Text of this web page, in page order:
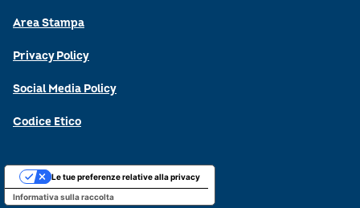
Area Stampa
Privacy Policy
Social Media Policy
Codice Etico
Informativa sulla raccolta
Le tue preferenze relative alla privacy